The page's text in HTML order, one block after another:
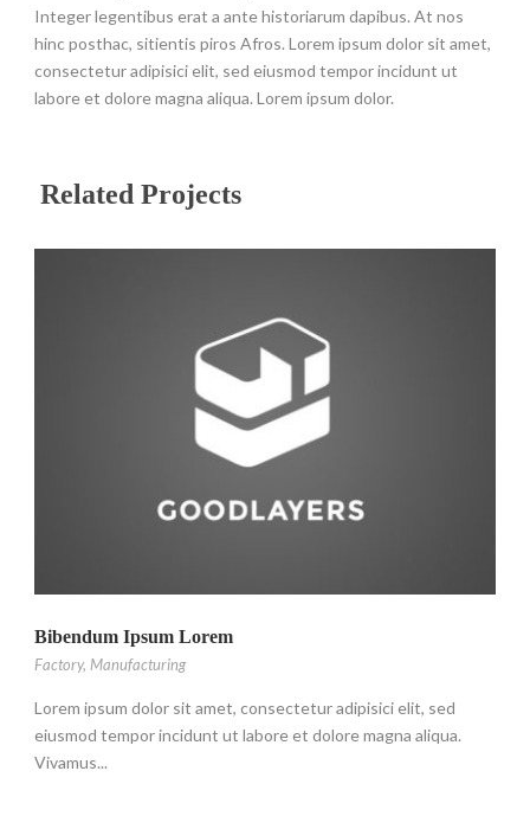
Integer legentibus erat a ante historiarum dapibus. At nos
hinc posthac, sitientis piros Afros. Lorem ipsum dolor sit amet,
consectetur adipisici elit, sed eiusmod tempor incidunt ut
labore et dolore magna aliqua. Lorem ipsum dolor.
Related Projects
Bibendum Ipsum Lorem
Factory, Manufacturing
Lorem ipsum dolor sit amet, consectetur adipisici elit, sed
eiusmod tempor incidunt ut labore et dolore magna aliqua.
Vivamus...